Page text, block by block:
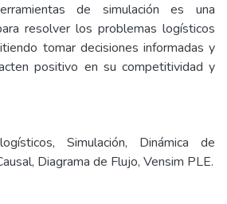
de simulación es una
resolver los problemas logísticos
tomar decisiones informadas y
positivo en su competitividad y
Simulación, Dinámica de
Diagrama de Flujo, Vensim PLE.